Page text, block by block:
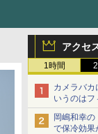
アクセ
1時間
カメラバカ
いうのはフ
岡嶋和幸
で保冷効果